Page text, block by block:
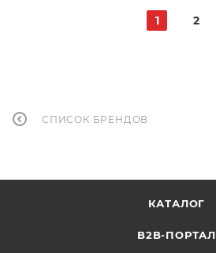
1 2
СПИСОК БРЕНДОВ
КАТАЛОГ
B2B-ПОРТАЛ